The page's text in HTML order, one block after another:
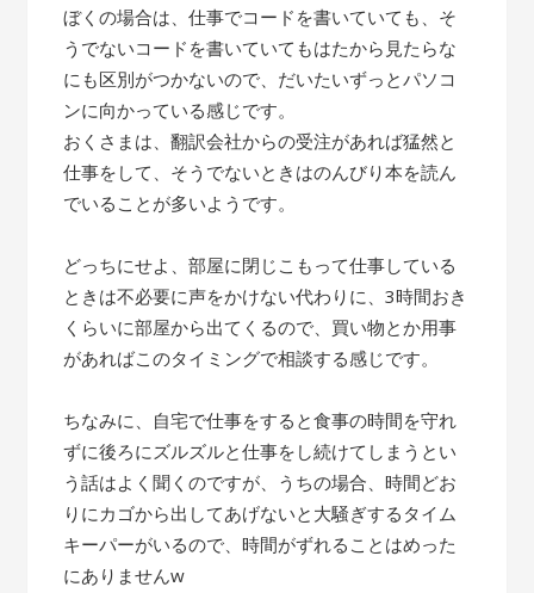
ぼくの場合は、仕事でコードを書いていても、そ
うでないコードを書いていてもはたから見たらな
にも区別がつかないので、だいたいずっとパソコ
ンに向かっている感じです。
おくさまは、翻訳会社からの受注があれば猛然と
仕事をして、そうでないときはのんびり本を読ん
でいることが多いようです。
どっちにせよ、部屋に閉じこもって仕事している
ときは不必要に声をかけない代わりに、3時間おき
くらいに部屋から出てくるので、買い物とか用事
があればこのタイミングで相談する感じです。
ちなみに、自宅で仕事をすると食事の時間を守れ
ずに後ろにズルズルと仕事をし続けてしまうとい
う話はよく聞くのですが、うちの場合、時間どお
りにカゴから出してあげないと大騒ぎするタイム
キーパーがいるので、時間がずれることはめった
にありませんw